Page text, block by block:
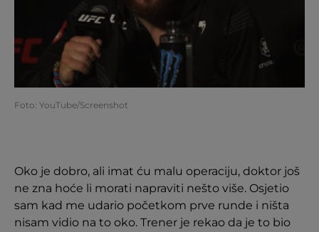
Foto: YouTube/Screenshot
Oko je dobro, ali imat ću malu operaciju, doktor još
ne zna hoće li morati napraviti nešto više. Osjetio
sam kad me udario početkom prve runde i ništa
nisam vidio na to oko. Trener je rekao da je to bio